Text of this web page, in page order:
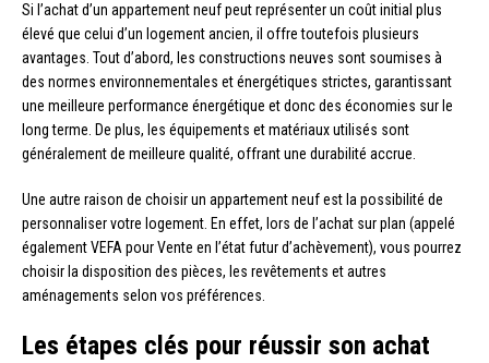
Si l’achat d’un appartement neuf peut représenter un coût initial plus
élevé que celui d’un logement ancien, il offre toutefois plusieurs
avantages. Tout d’abord, les constructions neuves sont soumises à
des normes environnementales et énergétiques strictes, garantissant
une meilleure performance énergétique et donc des économies sur le
long terme. De plus, les équipements et matériaux utilisés sont
généralement de meilleure qualité, offrant une durabilité accrue.
Une autre raison de choisir un appartement neuf est la possibilité de
personnaliser votre logement. En effet, lors de l’achat sur plan (appelé
également VEFA pour Vente en l’état futur d’achèvement), vous pourrez
choisir la disposition des pièces, les revêtements et autres
aménagements selon vos préférences.
Les étapes clés pour réussir son achat